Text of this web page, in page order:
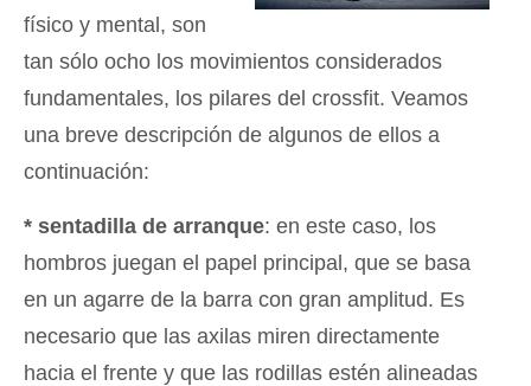
físico y mental, son
tan sólo ocho los movimientos considerados
fundamentales, los pilares del crossfit. Veamos
una breve descripción de algunos de ellos a
continuación:
* sentadilla de arranque: en este caso, los
hombros juegan el papel principal, que se basa
en un agarre de la barra con gran amplitud. Es
necesario que las axilas miren directamente
hacia el frente y que las rodillas estén alineadas